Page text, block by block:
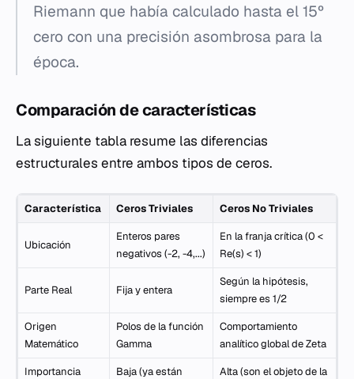
Riemann que había calculado hasta el 15º
cero con una precisión asombrosa para la
época.
Comparación de características
La siguiente tabla resume las diferencias
estructurales entre ambos tipos de ceros.
Característica Ceros Triviales Ceros No Triviales
Ubicación
Enteros pares
negativos (-2, -4,...)
En la franja crítica (0 <
Re(s) < 1)
Parte Real Fija y entera
Según la hipótesis,
siempre es 1/2
Origen
Matemático
Polos de la función
Gamma
Comportamiento
analítico global de Zeta
Importancia
Baja (ya están
Alta (son el objeto de la